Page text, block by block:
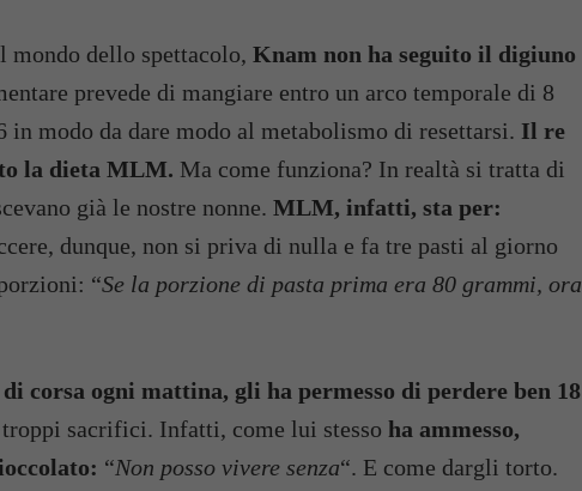
mondo dello spettacolo, Knam non ha seguito il digiuno
prevede di mangiare entro un arco temporale di 8
in modo da dare modo al metabolismo di resettarsi. Il re
la dieta MLM. Ma come funziona? In realtà si tratta di
già le nostre nonne. MLM, infatti, sta per:
dunque, non si priva di nulla e fa tre pasti al giorno
“Se la porzione di pasta prima era 80 grammi, ora
corsa ogni mattina, gli ha permesso di perdere ben 18
troppi sacrifici. Infatti, come lui stesso ha ammesso,
“Non posso vivere senza“. E come dargli torto.